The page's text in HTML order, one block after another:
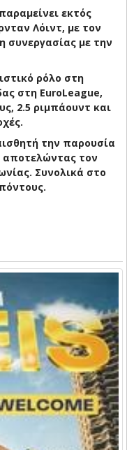
εκτός
Λόιντ, με τον
συνεργασίας με την
ρόλο στη
στη EuroLeague,
2.5 ριμπάουντ και
την παρουσία
αποτελώντας τον
Συνολικά στο